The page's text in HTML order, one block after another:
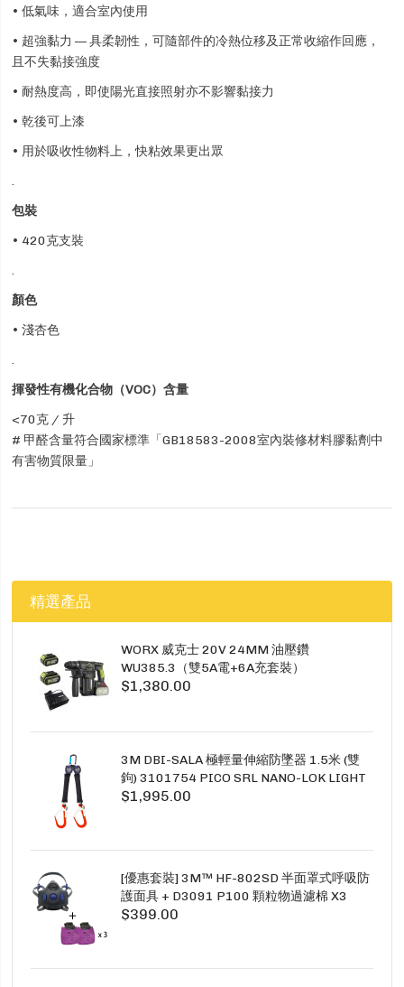
• 低氣味，適合室內使用
• 超強黏力 — 具柔韌性，可隨部件的冷熱位移及正常收縮作回應，
且不失黏接強度
• 耐熱度高，即使陽光直接照射亦不影響黏接力
• 乾後可上漆
• 用於吸收性物料上，快粘效果更出眾
包裝
• 420克支裝
顏色
• 淺杏色
揮發性有機化合物（VOC）含量
<70克 / 升
# 甲醛含量符合國家標準「GB18583-2008室內裝修材料膠黏劑中
有害物質限量」
精選產品
WORX 威克士 20V 24MM 油壓鑽
WU385.3（雙5A電+6A充套裝）
$1,380.00
3M DBI-SALA 極輕量伸縮防墜器 1.5米 (雙
鉤) 3101754 PICO SRL NANO-LOK LIGHT
1.5M TWINS
$1,995.00
[優惠套裝] 3M™ HF-802SD 半面罩式呼吸防
護面具 + D3091 P100 顆粒物過濾棉 X3
SECURE CLICK HF-802SD HF-800SD 系列
$399.00